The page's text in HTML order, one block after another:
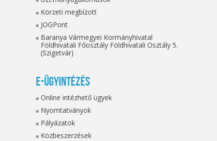
Körzeti megbízott
JOGPont
Baranya Vármegyei Kormányhivatal
Földhivatali Főosztály Földhivatali Osztály 5.
(Szigetvár)
E-ügyintézés
Online intézhető ügyek
Nyomtatványok
Pályázatok
Közbeszerzések